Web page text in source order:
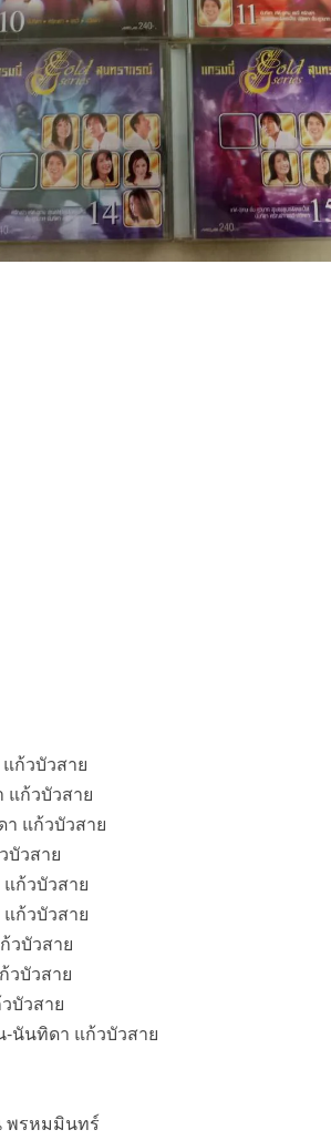
ก้วบัวสาย
แก้วบัวสาย
แก้วบัวสาย
บัวสาย
ก้วบัวสาย
ก้วบัวสาย
วบัวสาย
วบัวสาย
บัวสาย
-นันทิดา แก้วบัวสาย
พรหมมินทร์